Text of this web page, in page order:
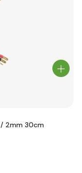
/ 2mm 30cm